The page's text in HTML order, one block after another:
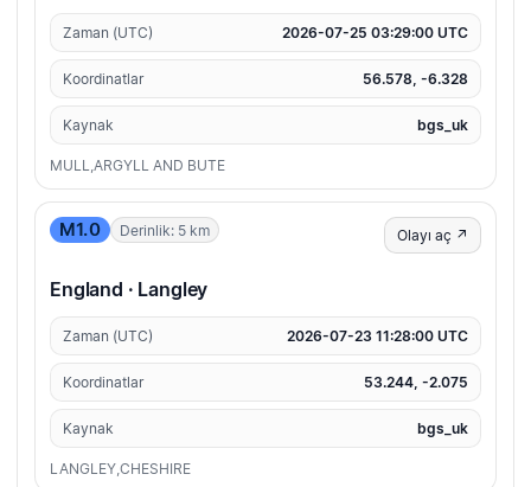
Zaman (UTC) 2026-07-25 03:29:00 UTC
Koordinatlar 56.578, -6.328
Kaynak bgs_uk
MULL,ARGYLL AND BUTE
M1.0 Derinlik: 5 km Olayı aç ↗
England · Langley
Zaman (UTC) 2026-07-23 11:28:00 UTC
Koordinatlar 53.244, -2.075
Kaynak bgs_uk
LANGLEY,CHESHIRE